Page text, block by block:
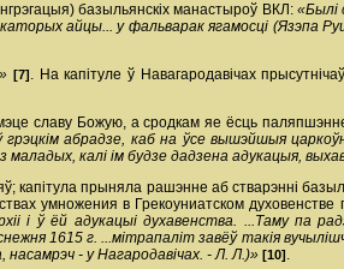
базыльянскіх манастыроў ВКЛ: «Былі
айцы... у фальварак ягамосці (Язэпа
[7]. На капітуле ў Навагародавічах
славу Божую, а сродкам яе ёсць
грэцкім абрадзе, каб на ўсе вышэйшыя
калі ім будзе дадзена адукацыя,
капітула прыняла рашэнне аб стварэнні
умножения в Греко­униатском духовенстве
і ў ёй адукацыі духавенства. ...Таму па
1615 г. ...мітрапаліт завёў такія
- у Нагародавічах. - Л. Л.)» [10].